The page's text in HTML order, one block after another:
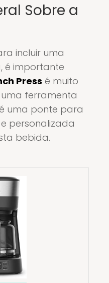
Sobre a
incluir uma
é importante
Press é muito
ferramenta
uma ponte para
personalizada
bebida.